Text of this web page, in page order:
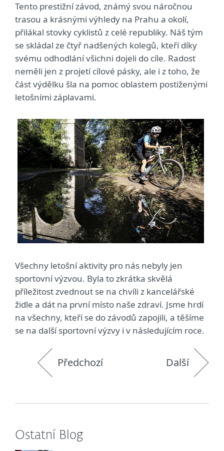
Tento prestižní závod, známý svou náročnou
trasou a krásnými výhledy na Prahu a okolí,
přilákal stovky cyklistů z celé republiky. Náš tým
se skládal ze čtyř nadšených kolegů, kteří díky
svému odhodlání všichni dojeli do cíle. Radost
neměli jen z projetí cílové pásky, ale i z toho, že
část výdělku šla na pomoc oblastem postiženými
letošními záplavami.
Všechny letošní aktivity pro nás nebyly jen
sportovní výzvou. Byla to zkrátka skvělá
příležitost zvednout se na chvíli z kancelářské
židle a dát na první místo naše zdraví. Jsme hrdí
na všechny, kteří se do závodů zapojili, a těšíme
se na další sportovní výzvy i v následujícím roce.
Předchozí Další
Ostatní Blog